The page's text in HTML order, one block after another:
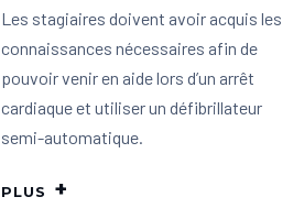
Les stagiaires doivent avoir acquis les
connaissances nécessaires afin de
pouvoir venir en aide lors d’un arrêt
cardiaque et utiliser un défibrillateur
semi-automatique.
PLUS